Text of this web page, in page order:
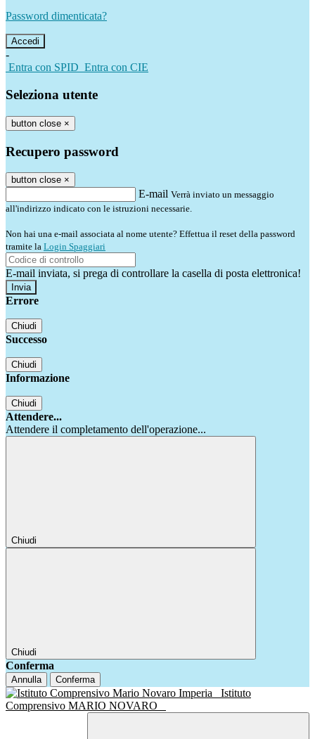
Password dimenticata?
-
Entra con SPID Entra con CIE
Seleziona utente
button close ×
Recupero password
button close ×
E-mail Verrà inviato un messaggio
all'indirizzo indicato con le istruzioni necessarie.
Non hai una e-mail associata al nome utente? Effettua il reset della password
tramite la Login Spaggiari
E-mail inviata, si prega di controllare la casella di posta elettronica!
Errore
Chiudi
Successo
Chiudi
Informazione
Chiudi
Attendere...
Attendere il completamento dell'operazione...
Chiudi
Chiudi
Conferma
Annulla Conferma
Istituto
Comprensivo MARIO NOVARO